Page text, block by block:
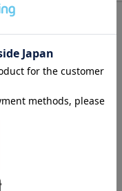
公演ペアチケット
見る